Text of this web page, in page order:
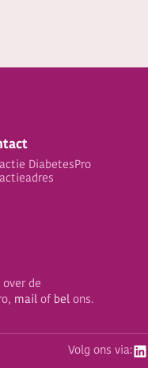
de
mail of bel ons.
DiabetesPro
Volg ons via: